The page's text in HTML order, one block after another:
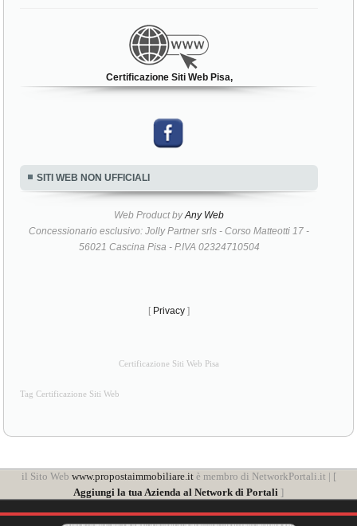
Certificazione Siti Web Pisa,
SITI WEB NON UFFICIALI
Web Product byAny Web
Concessionario esclusivo: Jolly Partner srls - Corso Matteotti 17 -
56021 Cascina Pisa - P.IVA 02324710504
[ Privacy ]
Certificazione Siti Web Pisa
Tag Certificazione Siti Web
il Sito Web www.propostaimmobiliare.itè membro di NetworkPortali.it | [
Aggiungi la tua Azienda al Network di Portali ]